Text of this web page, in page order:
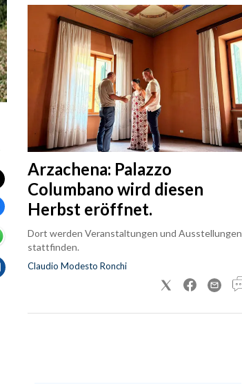
Arzachena: Palazzo
Columbano wird diesen
Herbst eröffnet.
Dort werden Veranstaltungen und Ausstellungen
stattfinden.
Claudio Modesto Ronchi